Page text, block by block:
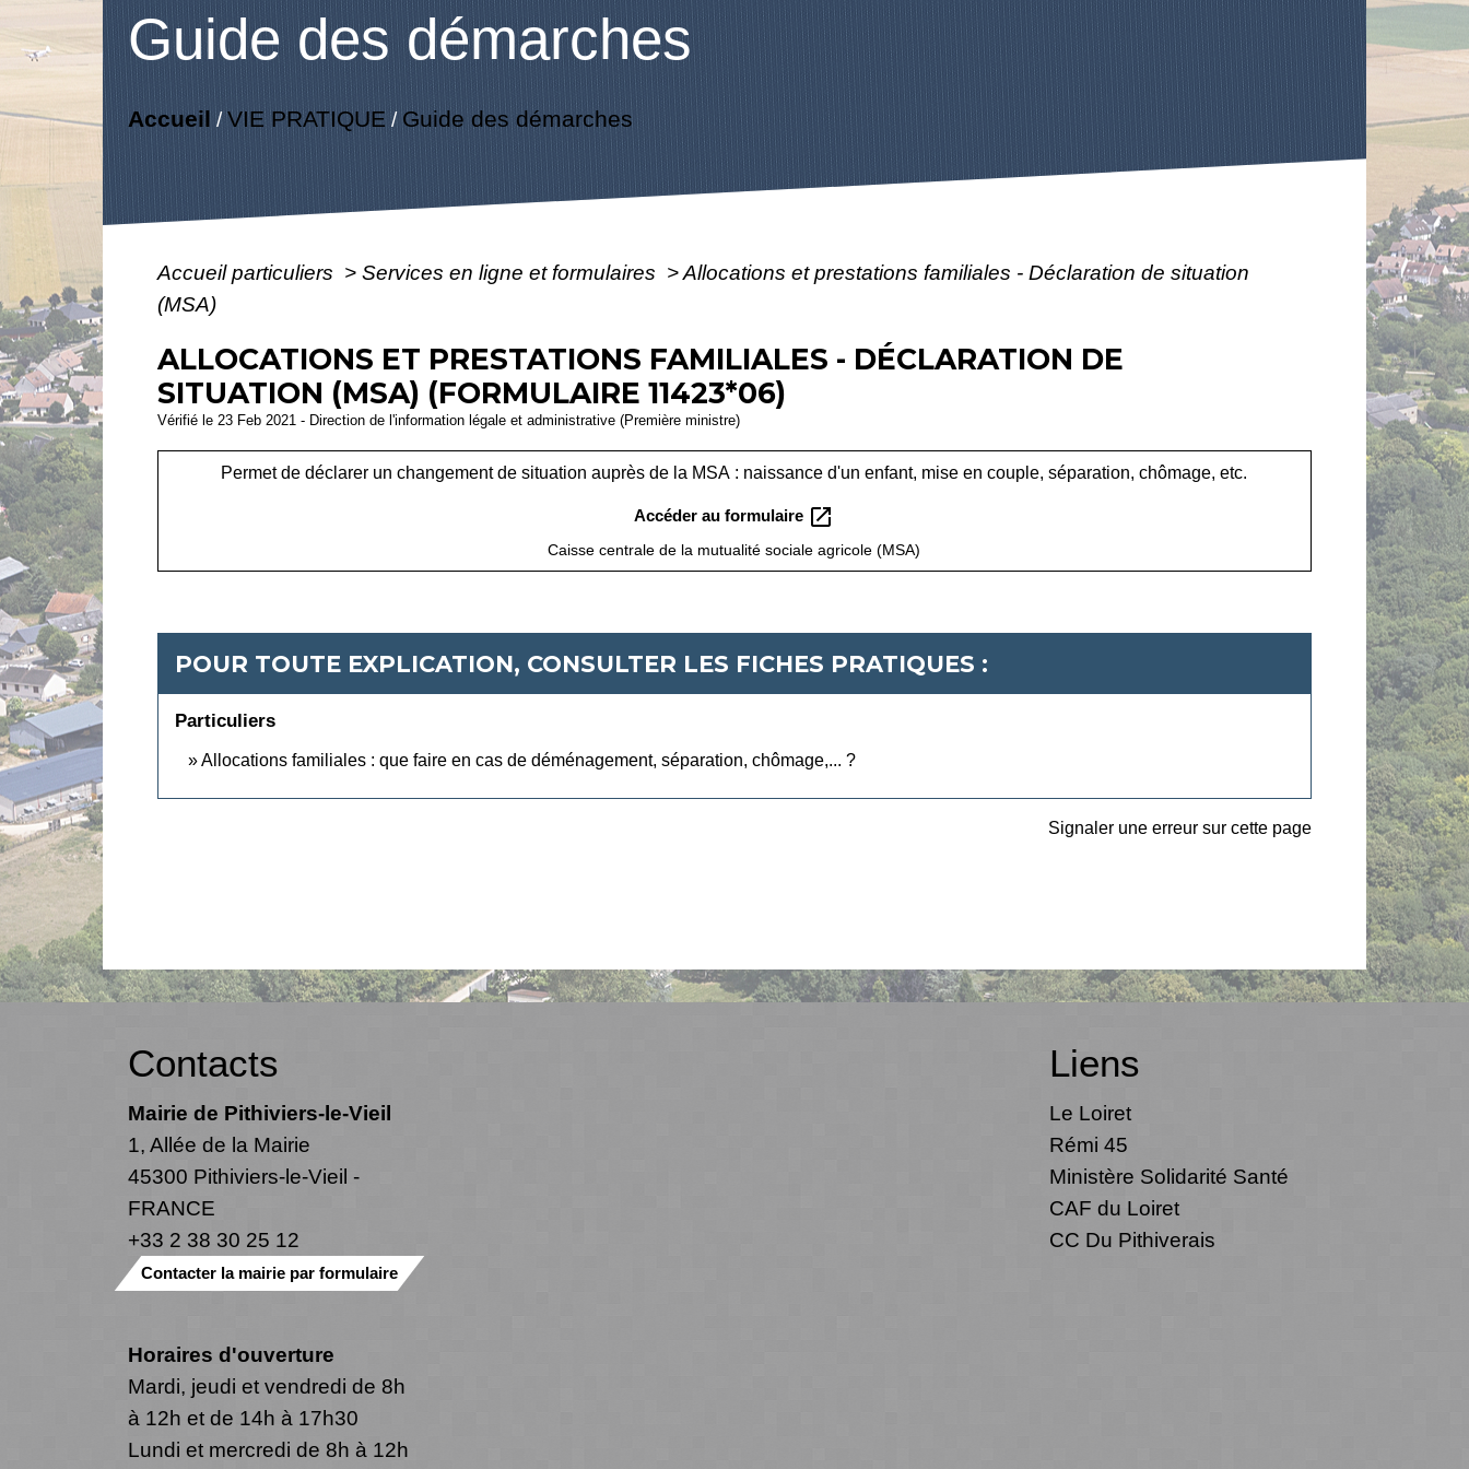
Guide des démarches
Accueil /VIE PRATIQUE/ Guide des démarches
Accueil particuliers > Services en ligne et formulaires >Allocations et prestations familiales - Déclaration de situation
(MSA)
ALLOCATIONS ET PRESTATIONS FAMILIALES - DÉCLARATION DE
SITUATION (MSA) (FORMULAIRE 11423*06)
Vérifié le 23 Feb 2021 - Direction de l'information légale et administrative (Première ministre)
Permet de déclarer un changement de situation auprès de la MSA : naissance d'un enfant, mise en couple, séparation, chômage, etc.
Accéder au formulaire open_in_new
Caisse centrale de la mutualité sociale agricole (MSA)
POUR TOUTE EXPLICATION, CONSULTER LES FICHES PRATIQUES :
Particuliers
Allocations familiales : que faire en cas de déménagement, séparation, chômage,... ?
Signaler une erreur sur cette page
Contacts
Mairie de Pithiviers-le-Vieil
1, Allée de la Mairie
45300 Pithiviers-le-Vieil -
FRANCE
+33 2 38 30 25 12
Contacter la mairie par formulaire
Horaires d'ouverture
Mardi, jeudi et vendredi de 8h
à 12h et de 14h à 17h30
Lundi et mercredi de 8h à 12h
Liens
Le Loiret
Rémi 45
Ministère Solidarité Santé
CAF du Loiret
CC Du Pithiverais